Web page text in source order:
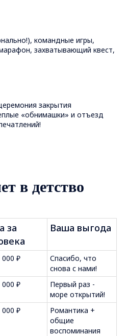
командные игры,
захватывающий квест,
закрытия
«обнимашки» и отъезд
в детство
за
Ваша выгода
₽
Спасибо, что
снова с нами!
₽
Первый раз -
море открытий!
₽
Романтика +
общие
воспоминания